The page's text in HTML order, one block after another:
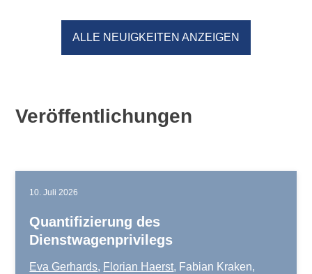
ALLE NEUIGKEITEN ANZEIGEN
Veröffentlichungen
10. Juli 2026
Quantifizierung des
Dienstwagenprivilegs
Eva Gerhards, Florian Haerst, Fabian Kraken,